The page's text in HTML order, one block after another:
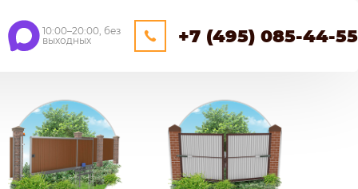
10:00–20:00, без
выходных
+7 (495) 085-44-55